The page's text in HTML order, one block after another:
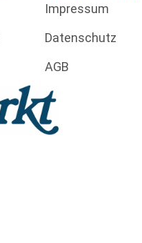
Impressum
Datenschutz
AGB